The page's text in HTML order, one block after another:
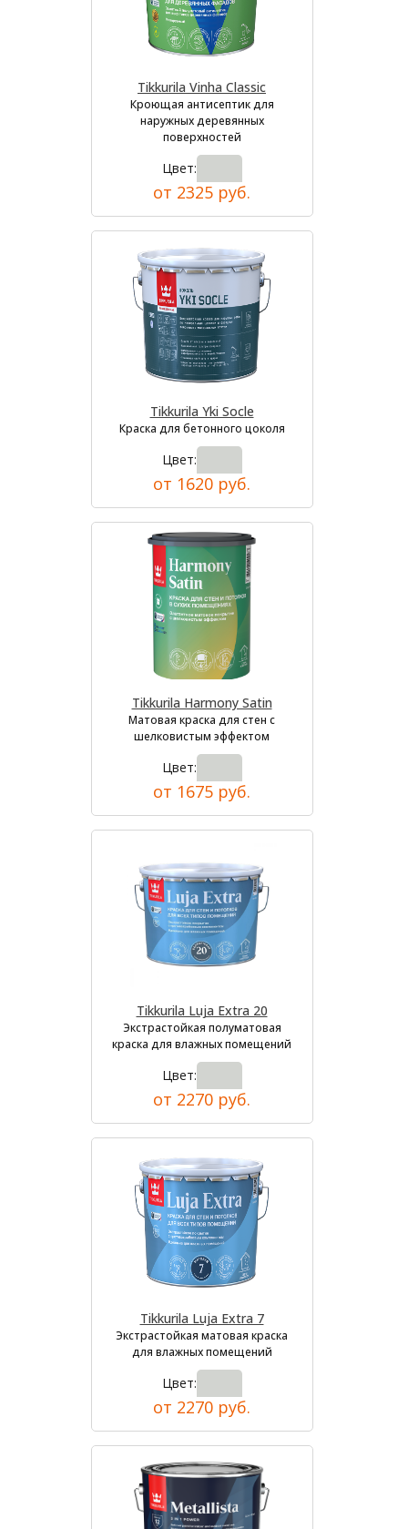
Tikkurila Vinha Classic
Кроющая антисептик для
наружных деревянных
поверхностей
Цвет:
от 2325 руб.
Tikkurila Yki Socle
Краска для бетонного цоколя
Цвет:
от 1620 руб.
Tikkurila Harmony Satin
Матовая краска для стен с
шелковистым эффектом
Цвет:
от 1675 руб.
Tikkurila Luja Extra 20
Экстрастойкая полуматовая
краска для влажных помещений
Цвет:
от 2270 руб.
Tikkurila Luja Extra 7
Экстрастойкая матовая краска
для влажных помещений
Цвет:
от 2270 руб.